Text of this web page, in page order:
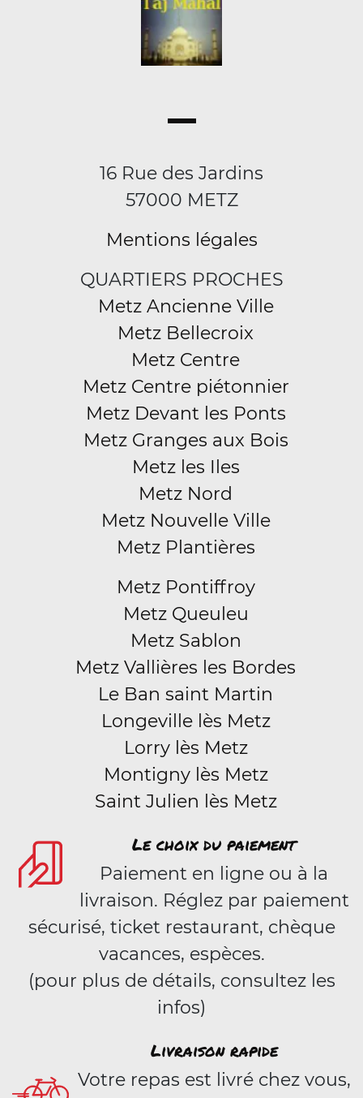
16 Rue des Jardins
57000 METZ
Mentions légales
QUARTIERS PROCHES
Metz Ancienne Ville
Metz Bellecroix
Metz Centre
Metz Centre piétonnier
Metz Devant les Ponts
Metz Granges aux Bois
Metz les Iles
Metz Nord
Metz Nouvelle Ville
Metz Plantières
Metz Pontiffroy
Metz Queuleu
Metz Sablon
Metz Vallières les Bordes
Le Ban saint Martin
Longeville lès Metz
Lorry lès Metz
Montigny lès Metz
Saint Julien lès Metz
Le choix du paiement
Paiement en ligne ou à la
livraison. Réglez par paiement
sécurisé, ticket restaurant, chèque
vacances, espèces.
(pour plus de détails, consultez les
infos)
Livraison rapide
Votre repas est livré chez vous,